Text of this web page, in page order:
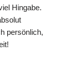
Hingabe.
persönlich,